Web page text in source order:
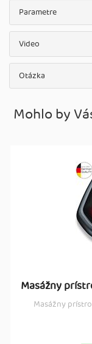
Parametre
Video
Otázka
Mohlo by
Masážny
Masážny